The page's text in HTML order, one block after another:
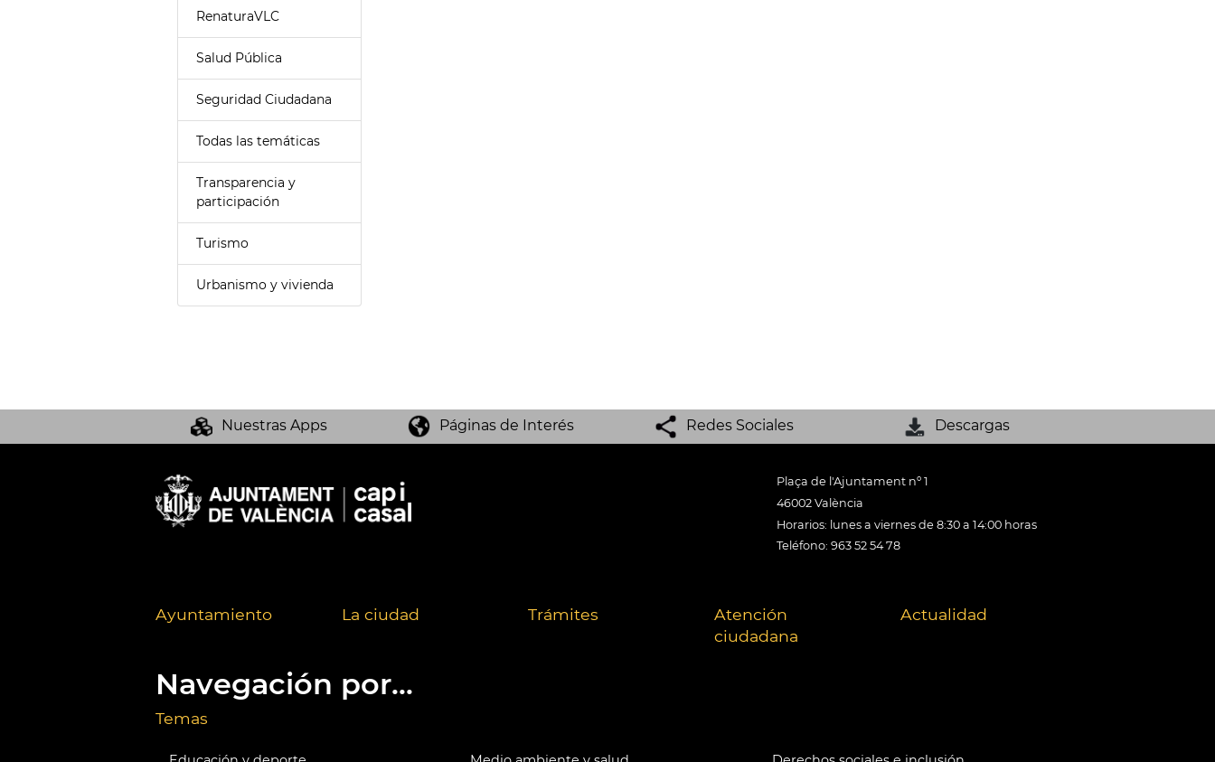
RenaturaVLC
Salud Pública
Seguridad Ciudadana
Todas las temáticas
Transparencia y
participación
Turismo
Urbanismo y vivienda
Nuestras Apps Páginas de Interés Redes Sociales Descargas
Plaça de l'Ajuntament nº 1
46002 València
Horarios: lunes a viernes de 8:30 a 14:00 horas
Teléfono: 963 52 54 78
Ayuntamiento La ciudad Trámites
Atención
ciudadana
Actualidad
Navegación por...
Temas